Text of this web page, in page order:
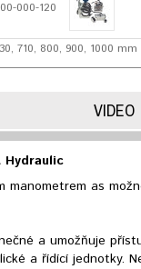
000-120
710, 800, 900, 1000 mm
VIDEO
Hydraulic
as
a umožňuje
a řídící jednotky.